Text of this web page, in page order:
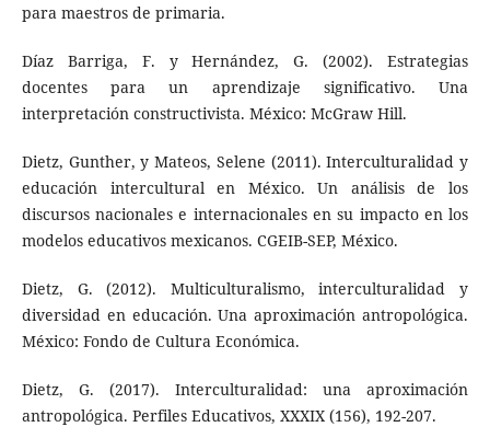
para maestros de primaria.
Díaz Barriga, F. y Hernández, G. (2002). Estrategias
docentes para un aprendizaje significativo. Una
interpretación constructivista. México: McGraw Hill.
Dietz, Gunther, y Mateos, Selene (2011). Interculturalidad y
educación intercultural en México. Un análisis de los
discursos nacionales e internacionales en su impacto en los
modelos educativos mexicanos. CGEIB-SEP, México.
Dietz, G. (2012). Multiculturalismo, interculturalidad y
diversidad en educación. Una aproximación antropológica.
México: Fondo de Cultura Económica.
Dietz, G. (2017). Interculturalidad: una aproximación
antropológica. Perfiles Educativos, XXXIX (156), 192-207.